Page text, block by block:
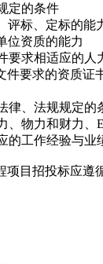
定的条件
评标、定标的能
位资质的能力
要求相适应的人
件要求的资质证
律、法规规定
、物力和财力、
的工作经验与业
项目招投标应